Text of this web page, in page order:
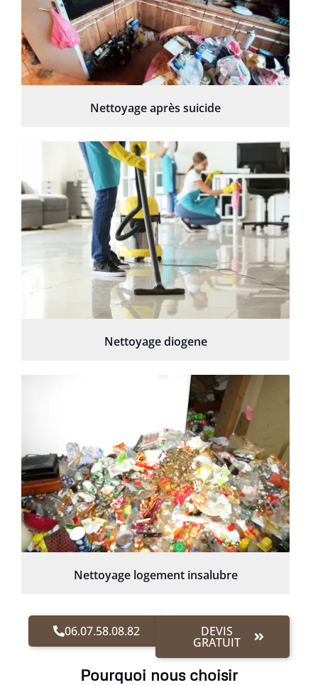
Nettoyage après suicide
Nettoyage diogene
Nettoyage logement insalubre
06.07.58.08.82 DEVIS
GRATUIT
Pourquoi nous choisir